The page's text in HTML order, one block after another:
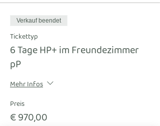
Verkauf beendet
Tickettyp
6 Tage HP+ im Freundezimmer
pP
Mehr Infos
Preis
€ 970,00